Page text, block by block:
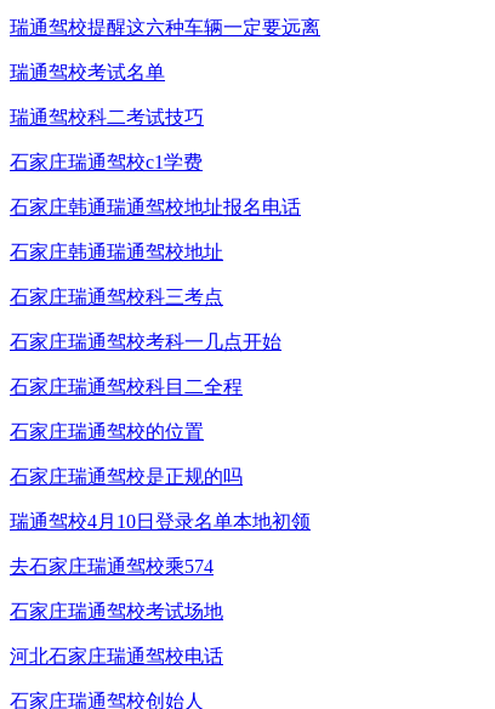
瑞通驾校提醒这六种车辆一定要远离
瑞通驾校考试名单
瑞通驾校科二考试技巧
石家庄瑞通驾校c1学费
石家庄韩通瑞通驾校地址报名电话
石家庄韩通瑞通驾校地址
石家庄瑞通驾校科三考点
石家庄瑞通驾校考科一几点开始
石家庄瑞通驾校科目二全程
石家庄瑞通驾校的位置
石家庄瑞通驾校是正规的吗
瑞通驾校4月10日登录名单本地初领
去石家庄瑞通驾校乘574
石家庄瑞通驾校考试场地
河北石家庄瑞通驾校电话
石家庄瑞通驾校创始人